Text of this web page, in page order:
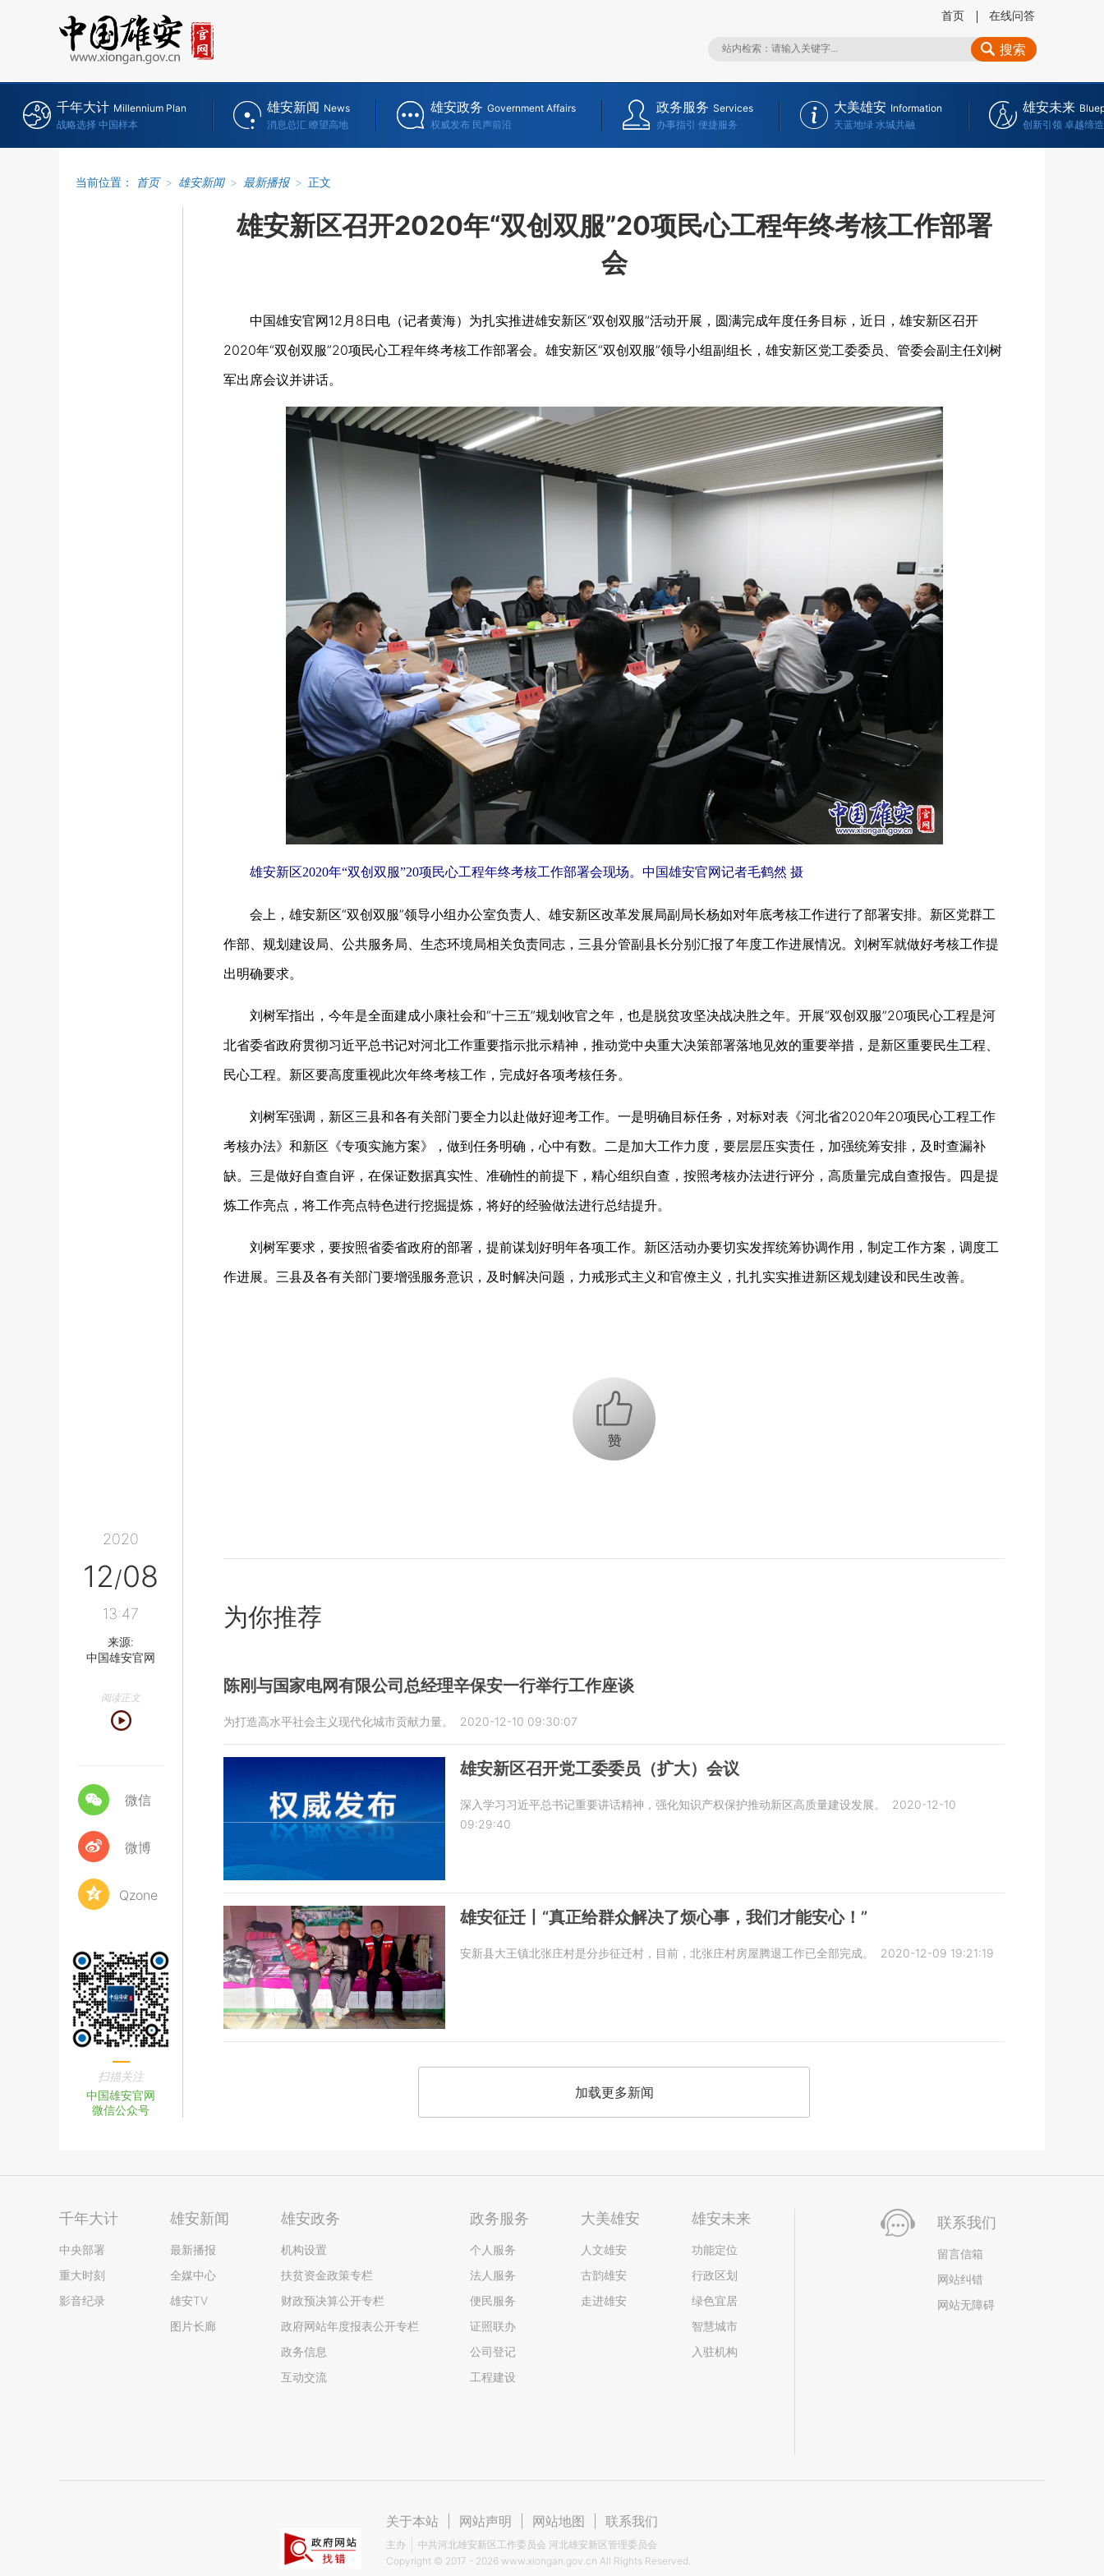
首页 在线问答
搜索
千年大计 Millennium Plan
战略选择 中国样本
雄安新闻 News
消息总汇 瞭望高地
雄安政务 Government Affairs
权威发布 民声前沿
政务服务 Services
办事指引 便捷服务
大美雄安 Information
天蓝地绿 水城共融
雄安未来
创新引领 卓越缔造
当前位置： 首页 > 雄安新闻 > 最新播报 > 正文
2020
12/08
13:47
来源:
中国雄安官网
阅读正文
微信
微博
Qzone
扫描关注
中国雄安官网
微信公众号
雄安新区召开2020年“双创双服”20项民心工程年终考核工作部署
会
中国雄安官网12月8日电（记者黄海）为扎实推进雄安新区“双创双服”活动开展，圆满完成年度任务目标，近日，雄安新区召开
2020年“双创双服”20项民心工程年终考核工作部署会。雄安新区“双创双服”领导小组副组长，雄安新区党工委委员、管委会副主任刘树
军出席会议并讲话。
雄安新区2020年“双创双服”20项民心工程年终考核工作部署会现场。中国雄安官网记者毛鹤然 摄
会上，雄安新区“双创双服”领导小组办公室负责人、雄安新区改革发展局副局长杨如对年底考核工作进行了部署安排。新区党群工
作部、规划建设局、公共服务局、生态环境局相关负责同志，三县分管副县长分别汇报了年度工作进展情况。刘树军就做好考核工作提
出明确要求。
刘树军指出，今年是全面建成小康社会和“十三五”规划收官之年，也是脱贫攻坚决战决胜之年。开展“双创双服”20项民心工程是河
北省委省政府贯彻习近平总书记对河北工作重要指示批示精神，推动党中央重大决策部署落地见效的重要举措，是新区重要民生工程、
民心工程。新区要高度重视此次年终考核工作，完成好各项考核任务。
刘树军强调，新区三县和各有关部门要全力以赴做好迎考工作。一是明确目标任务，对标对表《河北省2020年20项民心工程工作
考核办法》和新区《专项实施方案》，做到任务明确，心中有数。二是加大工作力度，要层层压实责任，加强统筹安排，及时查漏补
缺。三是做好自查自评，在保证数据真实性、准确性的前提下，精心组织自查，按照考核办法进行评分，高质量完成自查报告。四是提
炼工作亮点，将工作亮点特色进行挖掘提炼，将好的经验做法进行总结提升。
刘树军要求，要按照省委省政府的部署，提前谋划好明年各项工作。新区活动办要切实发挥统筹协调作用，制定工作方案，调度工
作进展。三县及各有关部门要增强服务意识，及时解决问题，力戒形式主义和官僚主义，扎扎实实推进新区规划建设和民生改善。
+1
为你推荐
陈刚与国家电网有限公司总经理辛保安一行举行工作座谈
为打造高水平社会主义现代化城市贡献力量。 2020-12-10 09:30:07
雄安新区召开党工委委员（扩大）会议
深入学习习近平总书记重要讲话精神，强化知识产权保护推动新区高质量建设发展。
2020-12-10
09:29:40
雄安征迁丨“真正给群众解决了烦心事，我们才能安心！”
安新县大王镇北张庄村是分步征迁村，目前，北张庄村房屋腾退工作已全部完成。 2020-12-09 19:21:19
加载更多新闻
千年大计
中央部署
重大时刻
影音纪录
雄安新闻
最新播报
全媒中心
雄安TV
图片长廊
雄安政务
机构设置
扶贫资金政策专栏
财政预决算公开专栏
政府网站年度报表公开专栏
政务信息
互动交流
政务服务
个人服务
法人服务
便民服务
证照联办
公司登记
工程建设
大美雄安
人文雄安
古韵雄安
走进雄安
雄安未来
功能定位
行政区划
绿色宜居
智慧城市
入驻机构
联系我们
留言信箱
网站纠错
网站无障碍
关于本站 网站声明 网站地图 联系我们
主办
中共河北雄安新区工作委员会 河北雄安新区管理委员会
Copyright © 2017 - 2026 www.xiongan.gov.cn All Rights Reserved.